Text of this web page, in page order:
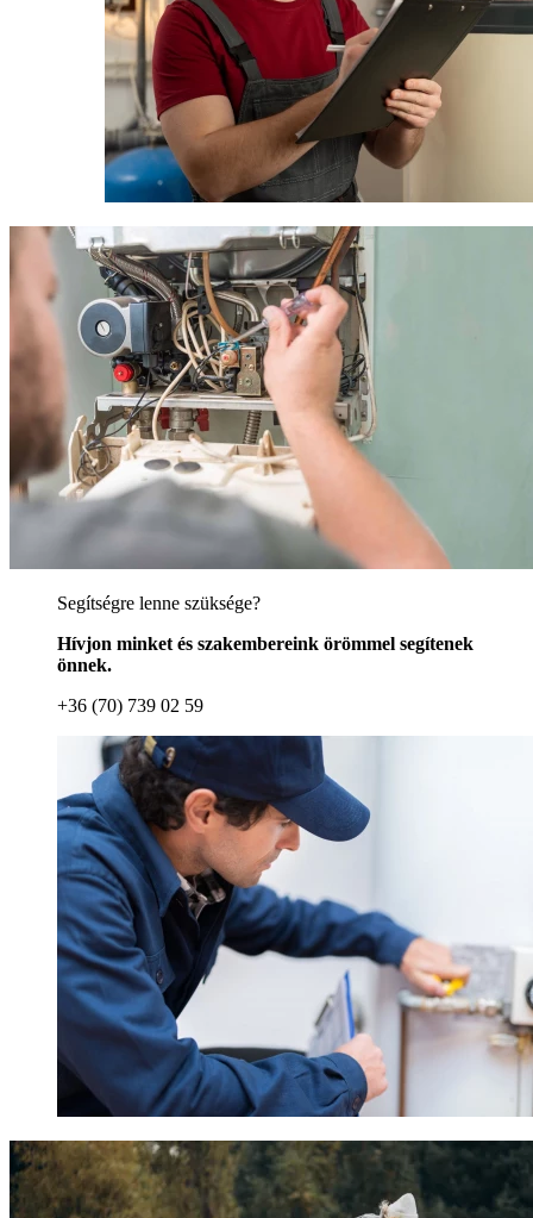
Segítségre lenne szüksége?
Hívjon minket és szakembereink örömmel segítenek
önnek.
+36 (70) 739 02 59